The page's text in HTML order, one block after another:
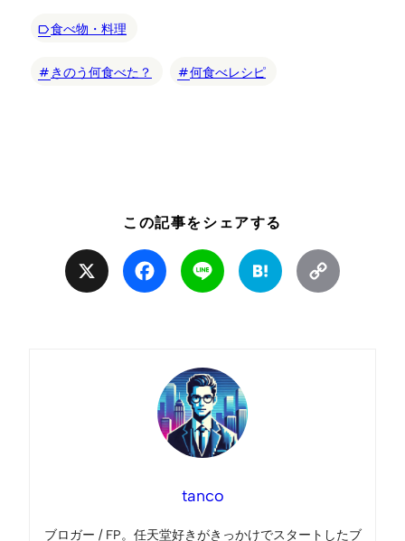
食べ物・料理
きのう何食べた？ 何食べレシピ
この記事をシェアする
Facebook Line Hatena
tanco
ブロガー / FP。任天堂好きがきっかけでスタートしたブ